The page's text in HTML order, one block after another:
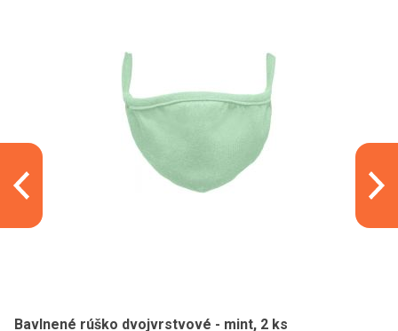
Bavlnené rúško dvojvrstvové - mint, 2 ks